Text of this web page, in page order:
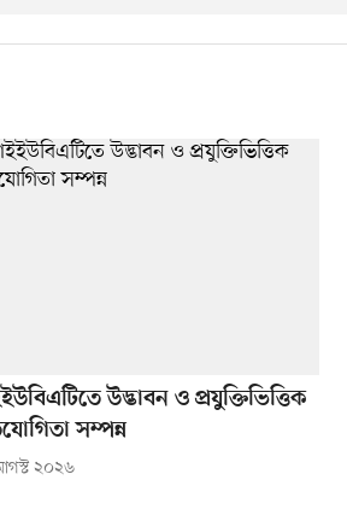
উদ্ভাবন ও প্রযুক্তিভিত্তিক
সম্পন্ন
২০২৬